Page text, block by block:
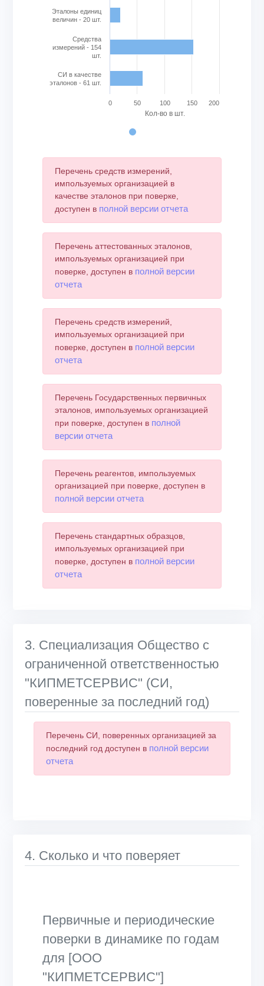
Кол-во в шт.
Эталоны единиц
величин - 20 шт.
Cредства
измерений - 154
шт.
СИ в качестве
эталонов - 61 шт.
0 50 100 150 200
Перечень средств измерений,
импользуемых организацией в
качестве эталонов при поверке,
доступен в полной версии отчета
Перечень аттестованных эталонов,
импользуемых организацией при
поверке, доступен в полной версии
отчета
Перечень средств измерений,
импользуемых организацией при
поверке, доступен в полной версии
отчета
Перечень Государственных первичных
эталонов, импользуемых организацией
при поверке, доступен в полной
версии отчета
Перечень реагентов, импользуемых
организацией при поверке, доступен в
полной версии отчета
Перечень стандартных образцов,
импользуемых организацией при
поверке, доступен в полной версии
отчета
3. Специализация Общество с
ограниченной ответственностью
"КИПМЕТСЕРВИС" (СИ,
поверенные за последний год)
Перечень СИ, поверенных организацией за
последний год доступен в полной версии
отчета
4. Сколько и что поверяет
Первичные и периодические
поверки в динамике по годам
для [ООО
"КИПМЕТСЕРВИС"]